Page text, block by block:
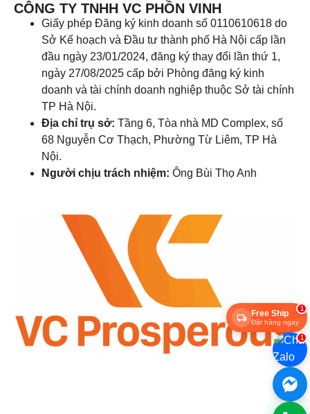
CÔNG TY TNHH VC PHỒN VINH
Giấy phép Đăng ký kinh doanh số 0110610618 do
Sở Kế hoạch và Đầu tư thành phố Hà Nội cấp lần
đầu ngày 23/01/2024, đăng ký thay đổi lần thứ 1,
ngày 27/08/2025 cấp bởi Phòng đăng ký kinh
doanh và tài chính doanh nghiệp thuộc Sở tài chính
TP Hà Nội.
Địa chỉ trụ sở: Tầng 6, Tòa nhà MD Complex, số
68 Nguyễn Cơ Thạch, Phường Từ Liêm, TP Hà
Nội.
Người chịu trách nhiệm: Ông Bùi Thọ Anh
1
Free Ship
Đặt hàng ngay
1